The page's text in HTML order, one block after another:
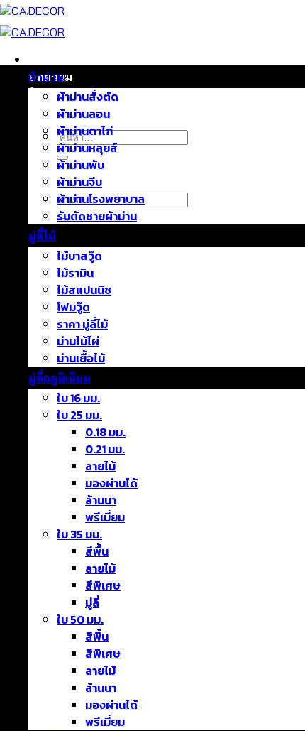
ข้าม
ยัง
บทความ
ติดต่อเรา
เกี่ยวกับเรา
ค้นหา:
ค้นหา:
ผ้าม่าน
ผ้าม่านสั่งตัด
ผ้าม่านลอน
ผ้าม่านตาไก่
ผ้าม่านหลุยส์
ผ้าม่านพับ
ผ้าม่านจีบ
ผ้าม่านโรงพยาบาล
รับตัดชายผ้าม่าน
มู่ลี่ไม้
ไม้บาสวู๊ด
ไม้รามิน
ไม้สแปนนิช
โฟมวู๊ด
ราคา มู่ลี่ไม้
ม่านไม้ไผ่
ม่านเยื้อไม้
มู่ลี่อลูมิเนียม
ใบ 16 มม.
ใบ 25 มม.
0.18 มม.
0.21 มม.
ลายไม้
มองผ่านได้
ล้านนา
พรีเมี่ยม
ใบ 35 มม.
สีพื้น
ลายไม้
สีพิเศษ
มู่ลี่
ใบ 50 มม.
สีพื้น
สีพิเศษ
ลายไม้
ล้านนา
มองผ่านได้
พรีเมี่ยม